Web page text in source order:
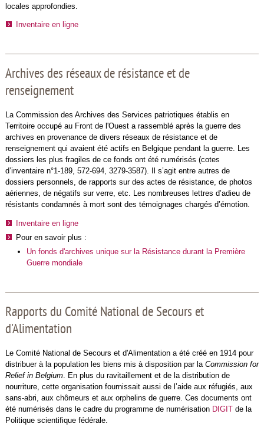
locales approfondies.
Inventaire en ligne
Archives des réseaux de résistance et de
renseignement
La Commission des Archives des Services patriotiques établis en
Territoire occupé au Front de l'Ouest a rassemblé après la guerre des
archives en provenance de divers réseaux de résistance et de
renseignement qui avaient été actifs en Belgique pendant la guerre. Les
dossiers les plus fragiles de ce fonds ont été numérisés (cotes
d’inventaire n°1-189, 572-694, 3279-3587). Il s’agit entre autres de
dossiers personnels, de rapports sur des actes de résistance, de photos
aériennes, de négatifs sur verre, etc. Les nombreuses lettres d’adieu de
résistants condamnés à mort sont des témoignages chargés d’émotion.
Inventaire en ligne
Pour en savoir plus :
Un fonds d'archives unique sur la Résistance durant la Première
Guerre mondiale
Rapports du Comité National de Secours et
d'Alimentation
Le Comité National de Secours et d'Alimentation a été créé en 1914 pour
distribuer à la population les biens mis à disposition par la Commission for
Relief in Belgium. En plus du ravitaillement et de la distribution de
nourriture, cette organisation fournissait aussi de l’aide aux réfugiés, aux
sans-abri, aux chômeurs et aux orphelins de guerre. Ces documents ont
été numérisés dans le cadre du programme de numérisation DIGITde la
Politique scientifique fédérale.